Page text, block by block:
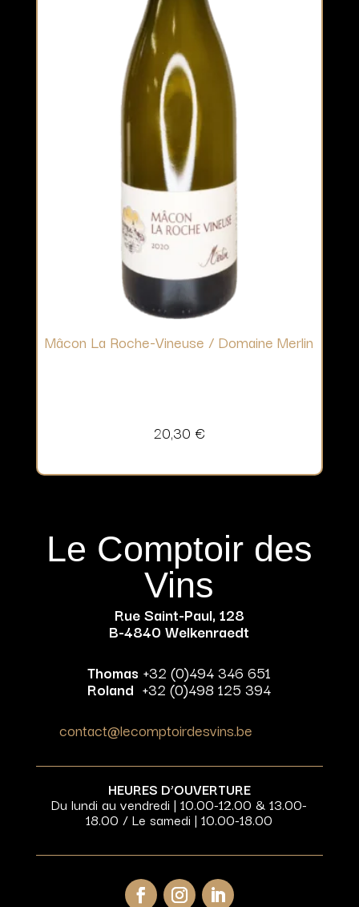
Mâcon La Roche-Vineuse / Domaine Merlin
20,30 €
Le Comptoir des
Vins
Rue Saint-Paul, 128
B-4840 Welkenraedt
Thomas +32 (0)494 346 651
Roland +32 (0)498 125 394
contact@lecomptoirdesvins.be
HEURES D’OUVERTURE
Du lundi au vendredi | 10.00-12.00 & 13.00-
18.00 / Le samedi | 10.00-18.00